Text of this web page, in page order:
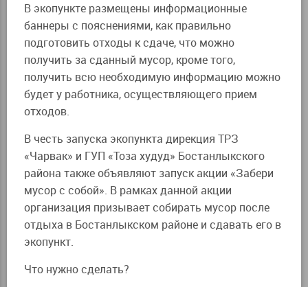
В экопункте размещены информационные
баннеры с пояснениями, как правильно
подготовить отходы к сдаче, что можно
получить за сданный мусор, кроме того,
получить всю необходимую информацию можно
будет у работника, осуществляющего прием
отходов.
В честь запуска экопункта дирекция ТРЗ
«Чарвак» и ГУП «Тоза худуд» Бостанлыкского
района также объявляют запуск акции «Забери
мусор с собой». В рамках данной акции
организация призывает собирать мусор после
отдыха в Бостанлыкском районе и сдавать его в
экопункт.
Что нужно сделать?